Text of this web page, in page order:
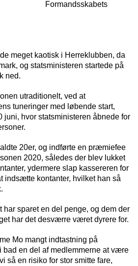
Formandsskabets
meget kaotisk i Herreklubben, da
og statsministeren startede på
ned.
utraditionelt, ved at
tuneringer med løbende start,
juni, hvor statsministeren åbnede for
20er, og indførte en præmiefee
2020, således der blev lukket
ydermere slap kassereren for
indsætte kontanter, hvilket han så
har sparet en del penge, og dem der
har det desværre været dyrere for.
Mo mangt indtastning på
bad en del af medlemmerne at være
så en risiko for stor smitte fare,